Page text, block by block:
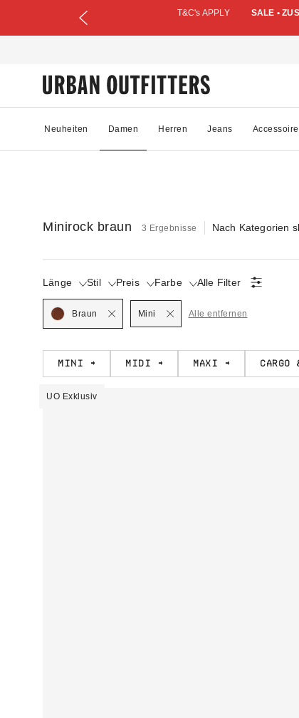
T&C's APPLY SALE •
Neuheiten Damen Herren Jeans
Minirock braun 3 Ergebnisse Nach Kategorien
Länge
Selected Stil Preis Farbe
Selected Alle Filter
Braun Mini Alle entfernen
Mini → Midi → Maxi →
UO Exklusiv